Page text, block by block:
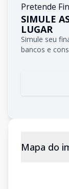
Pretende
SIMULE
LUGAR
Simule seu
bancos e
Mapa do